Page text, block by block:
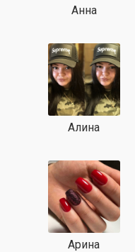
Анна
Алина
Арина